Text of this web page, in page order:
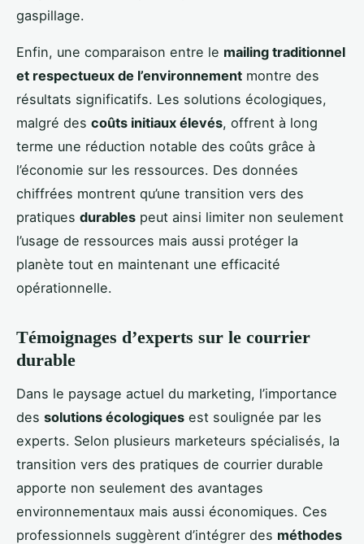
gaspillage.
Enfin, une comparaison entre le mailing traditionnel
et respectueux de l’environnement montre des
résultats significatifs. Les solutions écologiques,
malgré des coûts initiaux élevés, offrent à long
terme une réduction notable des coûts grâce à
l’économie sur les ressources. Des données
chiffrées montrent qu’une transition vers des
pratiques durables peut ainsi limiter non seulement
l’usage de ressources mais aussi protéger la
planète tout en maintenant une efficacité
opérationnelle.
Témoignages d’experts sur le courrier
durable
Dans le paysage actuel du marketing, l’importance
des solutions écologiques est soulignée par les
experts. Selon plusieurs marketeurs spécialisés, la
transition vers des pratiques de courrier durable
apporte non seulement des avantages
environnementaux mais aussi économiques. Ces
professionnels suggèrent d’intégrer des méthodes